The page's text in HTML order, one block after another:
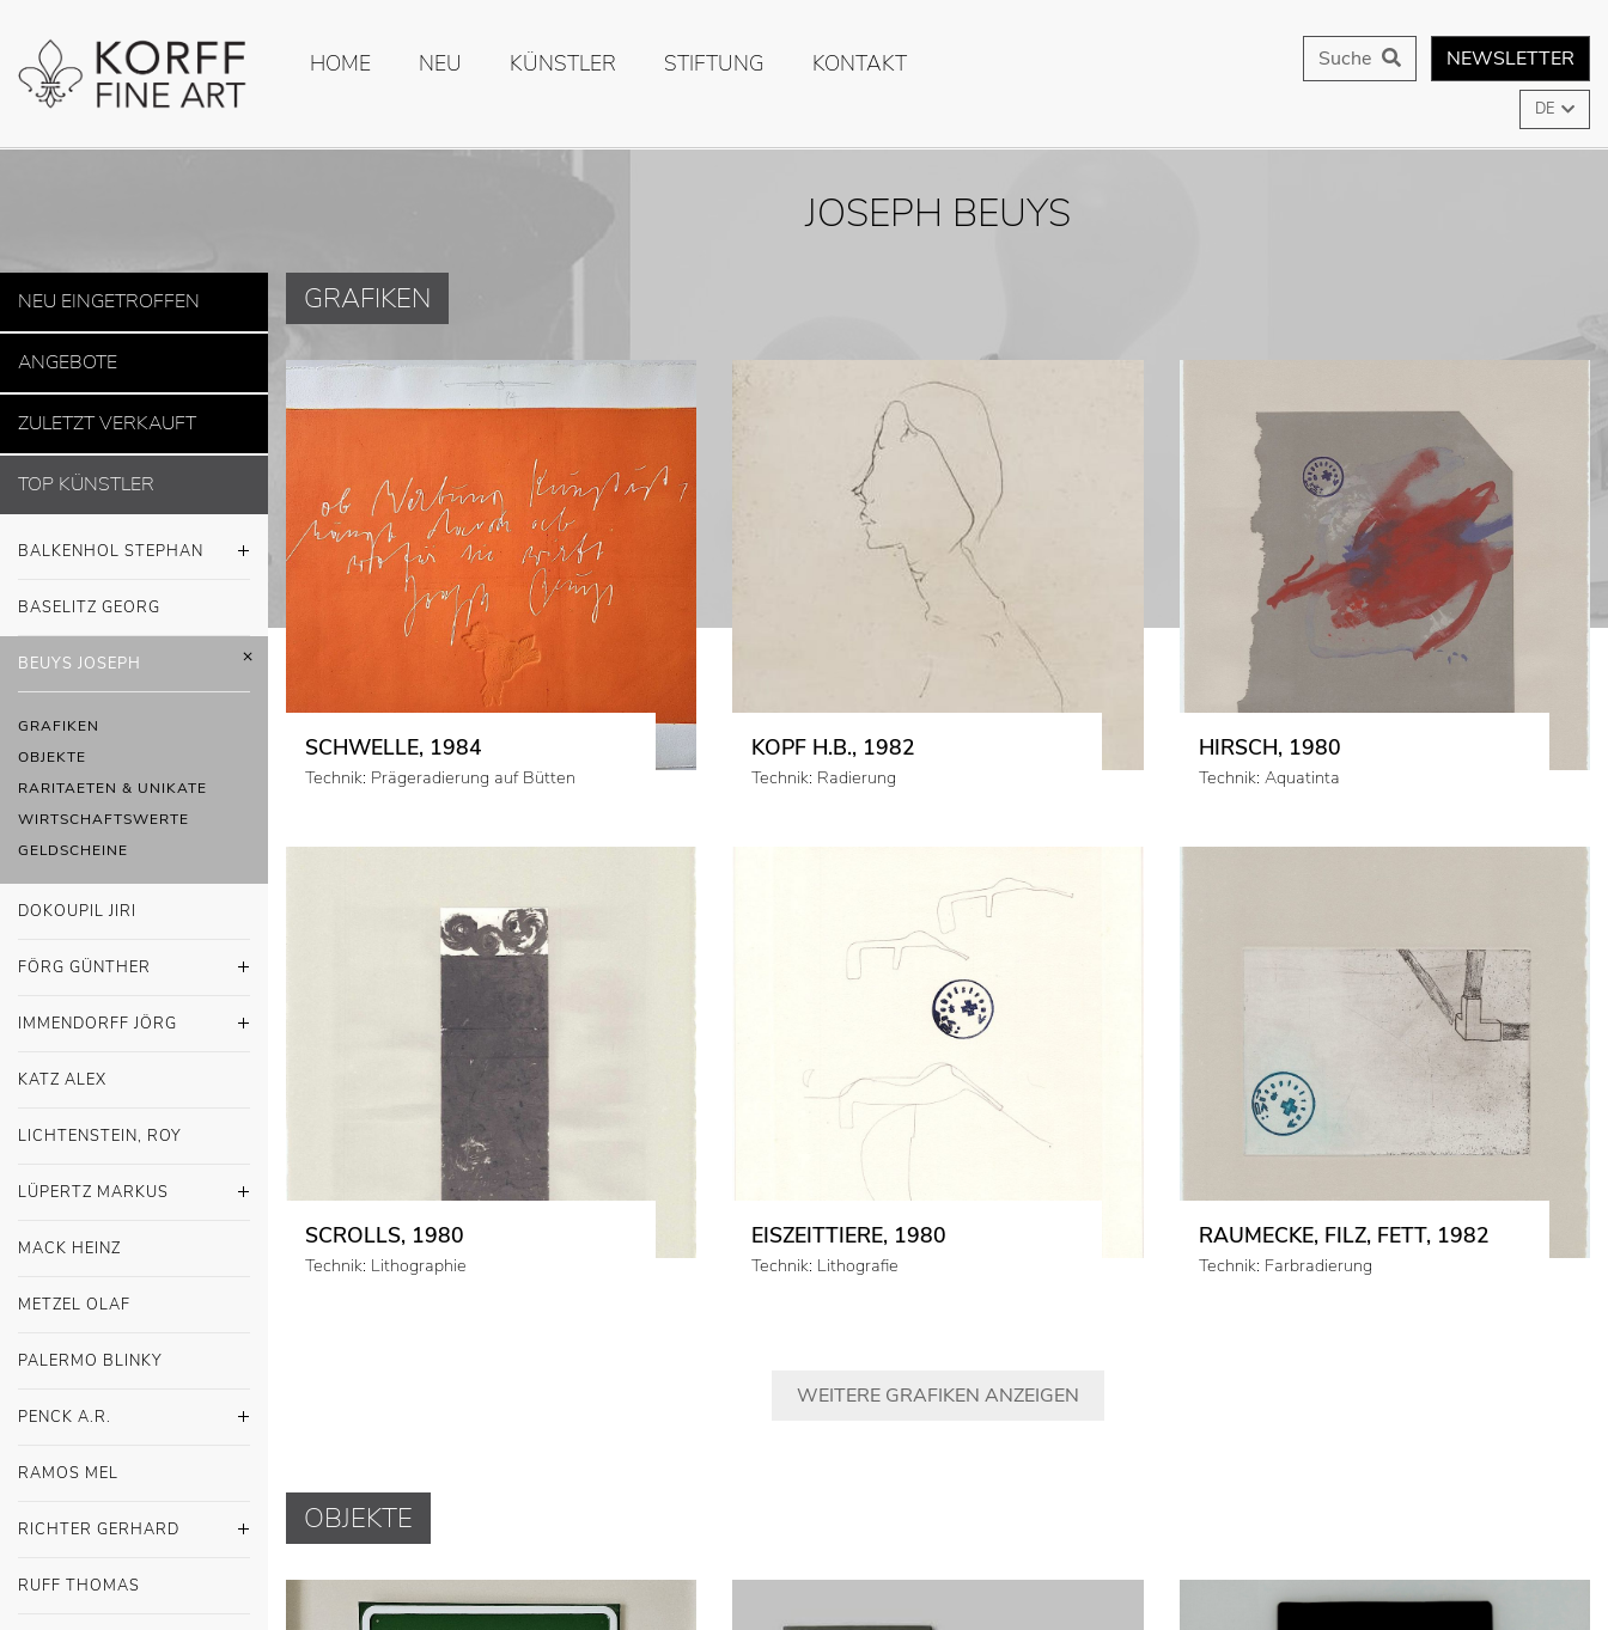
HOME NEU KÜNSTLER STIFTUNG KONTAKT NEWSLETTER
Suche
DE
NEU EINGETROFFEN
ANGEBOTE
ZULETZT VERKAUFT
TOP KÜNSTLER
BALKENHOL STEPHAN
BASELITZ GEORG
BEUYS JOSEPH
GRAFIKEN
OBJEKTE
RARITAETEN & UNIKATE
WIRTSCHAFTSWERTE
GELDSCHEINE
DOKOUPIL JIRI
FÖRG GÜNTHER
IMMENDORFF JÖRG
KATZ ALEX
LICHTENSTEIN, ROY
LÜPERTZ MARKUS
MACK HEINZ
METZEL OLAF
PALERMO BLINKY
PENCK A.R.
RAMOS MEL
RICHTER GERHARD
RUFF THOMAS
JOSEPH BEUYS
GRAFIKEN
SCHWELLE, 1984
Technik: Prägeradierung auf Bütten
KOPF H.B., 1982
Technik: Radierung
HIRSCH, 1980
Technik: Aquatinta
SCROLLS, 1980
Technik: Lithographie
EISZEITTIERE, 1980
Technik: Lithografie
RAUMECKE, FILZ, FETT, 1982
Technik: Farbradierung
WEITERE GRAFIKEN ANZEIGEN
OBJEKTE